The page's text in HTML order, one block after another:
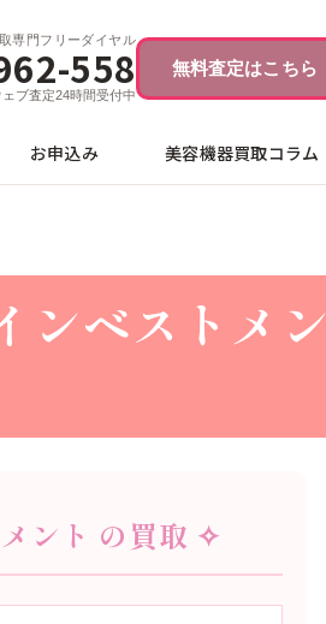
専門フリーダイヤル
558
ブ査定24時間受付中
無料査定はこちら
お申込み 美容機器買取コラム
ンベストメン
ント の買取 ✧